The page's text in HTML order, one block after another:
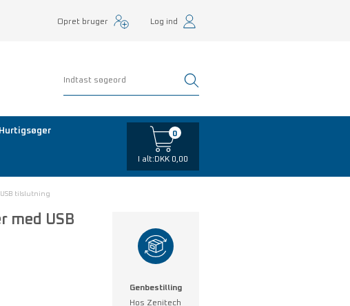
Opret bruger Log ind
Hurtigsøger 0
I alt: DKK 0,00
tilslutning
med USB
Genbestilling
Hos Zenitech